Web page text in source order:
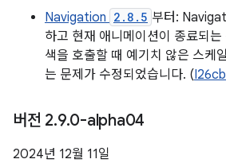
Navigation 2.8.5 부터:
하고 현재 애니메이션이 종료되
색을 호출할 때 예기치 않은 스케
는 문제가 수정되었습니다. (
버전 2.9.0-alpha04
2024년 12월 11일